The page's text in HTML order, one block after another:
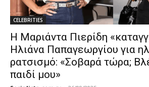
CELEBRITIES
Η Μαριάντα Πιερίδη
Ηλιάνα Παπαγεωργίου για
ρατσισμό: «Σοβαρά τώρα;
παιδί μου»